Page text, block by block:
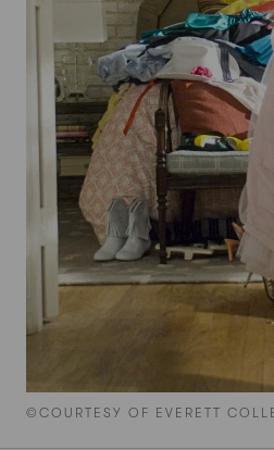
©COURTESY OF EVERETT